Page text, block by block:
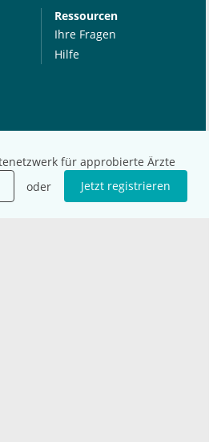
für approbierte Ärzte
oder Jetzt registrieren
Ressourcen
Ihre Fragen
Hilfe
Social Media